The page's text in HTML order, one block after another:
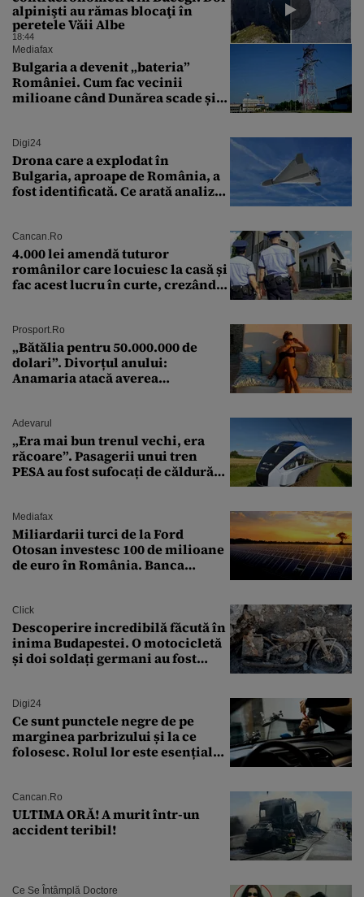
alpinişti au rămas blocaţi în
peretele Văii Albe
18:44
Mediafax
Bulgaria a devenit „bateria”
României. Cum fac vecinii
milioane când Dunărea scade și
Digi24
Drona care a explodat în
Bulgaria, aproape de România, a
fost identificată. Ce arată analiza
Cancan.ro
4.000 lei amendă tuturor
românilor care locuiesc la casă și
fac acest lucru în curte, crezând
Prosport.ro
„Bătălia pentru 50.000.000 de
dolari”. Divorțul anului:
Anamaria atacă averea
Adevarul
„Era mai bun trenul vechi, era
răcoare”. Pasagerii unui tren
PESA au fost sufocați de căldură
Mediafax
Miliardarii turci de la Ford
Otosan investesc 100 de milioane
de euro în România. Banca
Click
Descoperire incredibilă făcută în
inima Budapestei. O motocicletă
și doi soldați germani au fost
Digi24
Ce sunt punctele negre de pe
marginea parbrizului și la ce
folosesc. Rolul lor este esențial
Cancan.ro
ULTIMA ORĂ! A murit într-un
accident teribil!
Ce Se Întâmplă Doctore